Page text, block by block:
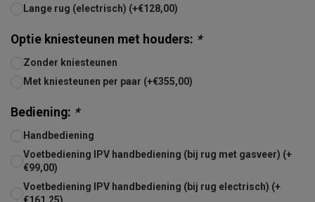
Lange rug (electrisch) (+€128,00)
Optie kniesteunen met houders: *
Zonder kniesteunen
Met kniesteunen per paar (+€355,00)
Bediening: *
Handbediening
Voetbediening IPV handbediening (bij rug met gasveer) (+
€99,00)
Voetbediening IPV handbediening (bij rug electrisch) (+